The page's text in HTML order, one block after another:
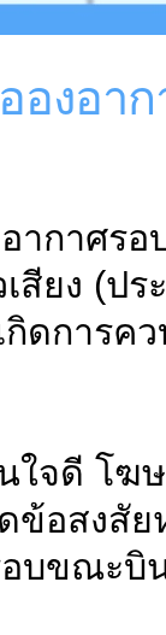
องอา
อากาศร
เสียง (
กิดการ
จดี โฆ
ดข้อสงสั
อบขณะบิ